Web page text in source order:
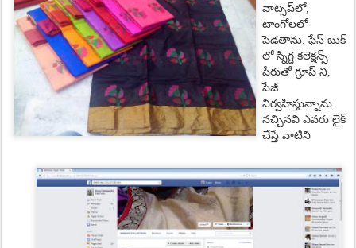
వాట్స‌ప్‌లో,
టాంగోల‌లో
పెడ‌తాను. ఫేస్ బుక్
లో స్నిగ్ద కలెక్షన్స్
పేరుతో గ్రూప్ ని,
పేజీ
నిర్వహిస్తున్నాను.
న‌చ్చిన‌వి ఎవరు లైక్
చేస్తే వాటిని